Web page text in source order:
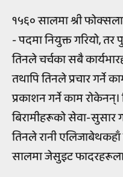
१५६० सालमा श्री
- पदमा नियुक्त गरियो, तर
तिनले चर्चका सबै
तथापि तिनले प्रचार
प्रकाशन गर्ने काम
बिरामीहरूको सेवा-सुसार
तिनले रानी एलिजाबेथकहाँ
सालमा जेसुइट